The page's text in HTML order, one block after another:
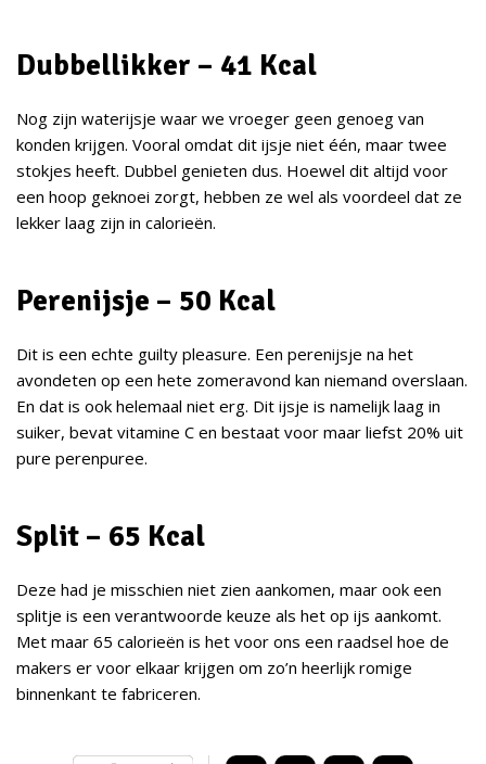
Dubbellikker – 41 Kcal
Nog zijn waterijsje waar we vroeger geen genoeg van
konden krijgen. Vooral omdat dit ijsje niet één, maar twee
stokjes heeft. Dubbel genieten dus. Hoewel dit altijd voor
een hoop geknoei zorgt, hebben ze wel als voordeel dat ze
lekker laag zijn in calorieën.
Perenijsje – 50 Kcal
Dit is een echte guilty pleasure. Een perenijsje na het
avondeten op een hete zomeravond kan niemand overslaan.
En dat is ook helemaal niet erg. Dit ijsje is namelijk laag in
suiker, bevat vitamine C en bestaat voor maar liefst 20% uit
pure perenpuree.
Split – 65 Kcal
Deze had je misschien niet zien aankomen, maar ook een
splitje is een verantwoorde keuze als het op ijs aankomt.
Met maar 65 calorieën is het voor ons een raadsel hoe de
makers er voor elkaar krijgen om zo’n heerlijk romige
binnenkant te fabriceren.